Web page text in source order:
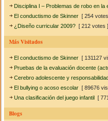
Disciplina I – Problemas de robo en la
El conductismo de Skinner [ 254
¿Diseño curricular 2009? [ 212 votes ]
Más Visitados
El conductismo de Skinner [ 131127
Pruebas de la evaluación docente
Cerebro adolescente y
El bullying o acoso escolar [ 89676
Una clasificación del juego infantil [
Blogs